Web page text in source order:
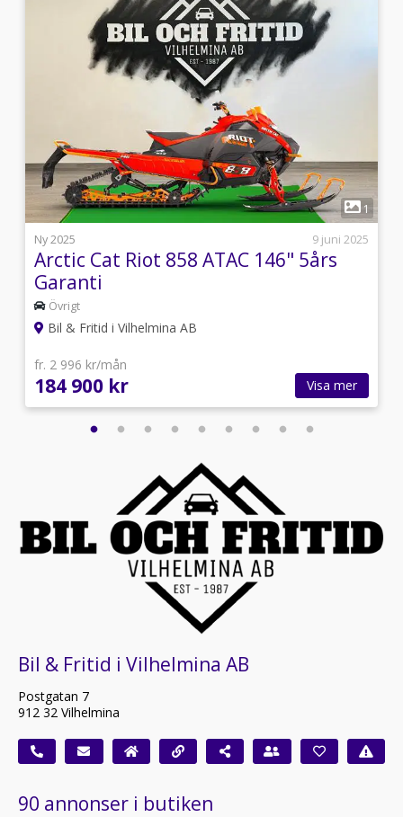
1
Ny 2025
9 juni 2025
Arctic Cat Riot 858 ATAC 146" 5års
Garanti
Övrigt
Bil & Fritid i Vilhelmina AB
fr. 2 996 kr/mån
184 900 kr Visa mer
Bil & Fritid i Vilhelmina AB
Postgatan 7
912 32 Vilhelmina
90 annonser i butiken